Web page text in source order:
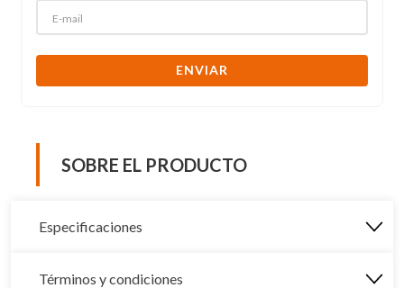
ENVIAR
SOBRE EL PRODUCTO
Especificaciones
Términos y condiciones